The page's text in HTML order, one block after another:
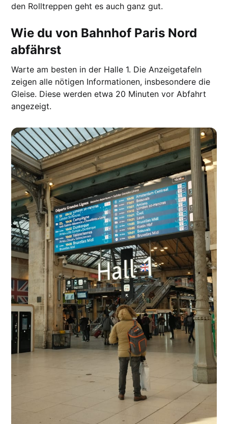
den Rolltreppen geht es auch ganz gut.
Wie du von Bahnhof Paris Nord
abfährst
Warte am besten in der Halle 1. Die Anzeigetafeln
zeigen alle nötigen Informationen, insbesondere die
Gleise. Diese werden etwa 20 Minuten vor Abfahrt
angezeigt.